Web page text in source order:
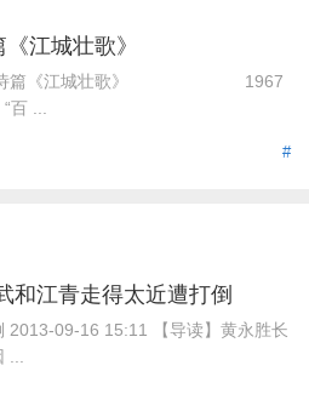
江城壮歌》
火的诗篇《江城壮歌》 1967
...
#
江青走得太近遭打倒
2013-09-16 15:11 【导读】黄永胜长